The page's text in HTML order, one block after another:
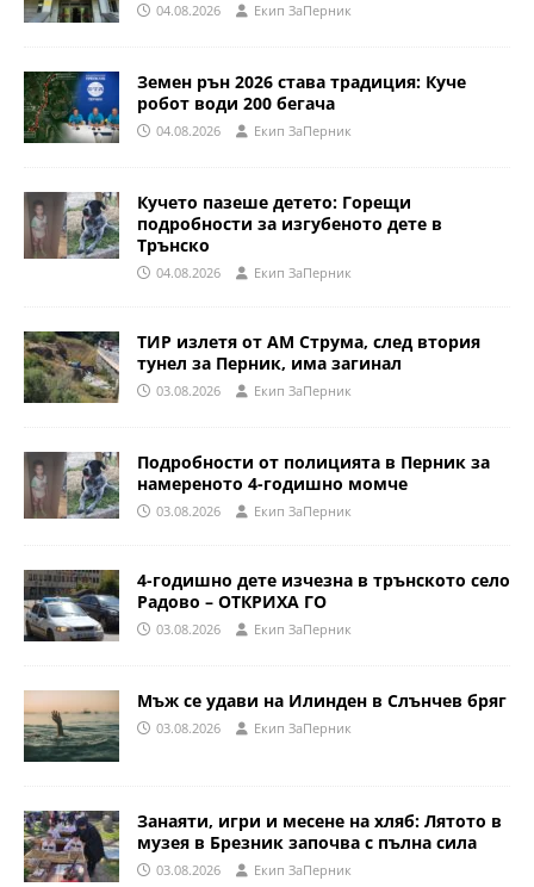
04.08.2026 Eкип ЗаПерник
Земен рън 2026 става традиция: Куче
робот води 200 бегача
04.08.2026 Eкип ЗаПерник
Кучето пазеше детето: Горещи
подробности за изгубеното дете в
Трънско
04.08.2026 Eкип ЗаПерник
ТИР излетя от АМ Струма, след втория
тунел за Перник, има загинал
03.08.2026 Eкип ЗаПерник
Подробности от полицията в Перник за
намереното 4-годишно момче
03.08.2026 Eкип ЗаПерник
4-годишно дете изчезна в трънското село
Радово – ОТКРИХА ГО
03.08.2026 Eкип ЗаПерник
Мъж се удави на Илинден в Слънчев бряг
03.08.2026 Eкип ЗаПерник
Занаяти, игри и месене на хляб: Лятото в
музея в Брезник започва с пълна сила
03.08.2026 Eкип ЗаПерник